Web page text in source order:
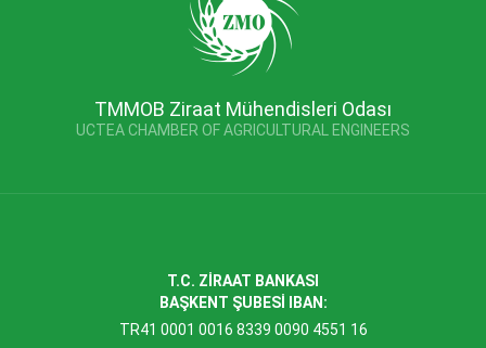
TMMOB Ziraat Mühendisleri Odası
UCTEA CHAMBER OF AGRICULTURAL ENGINEERS
T.C. ZİRAAT BANKASI
BAŞKENT ŞUBESİ IBAN:
TR41 0001 0016 8339 0090 4551 16